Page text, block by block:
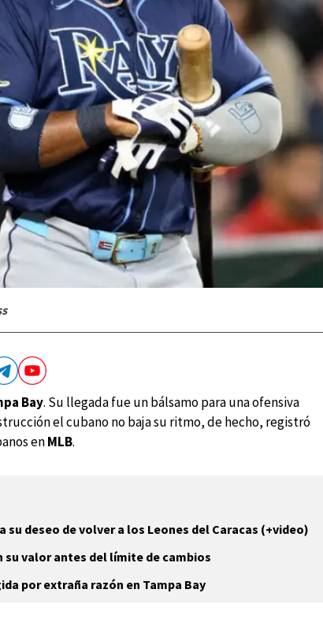
Bay. Su llegada fue un bálsamo para una ofensiva
el cubano no baja su ritmo, de hecho, registró
enMLB.
su deseo de volver a los Leones del Caracas (+video)
su valor antes del límite de cambios
por extraña razón en Tampa Bay